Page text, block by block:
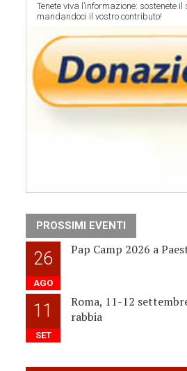
Tenete viva l’informazione: sostenete
mandandoci il vostro contributo!
PROSSIMI EVENTI
26
AGO
Pap Camp 2026 a
11
SET
Roma, 11-12
rabbia